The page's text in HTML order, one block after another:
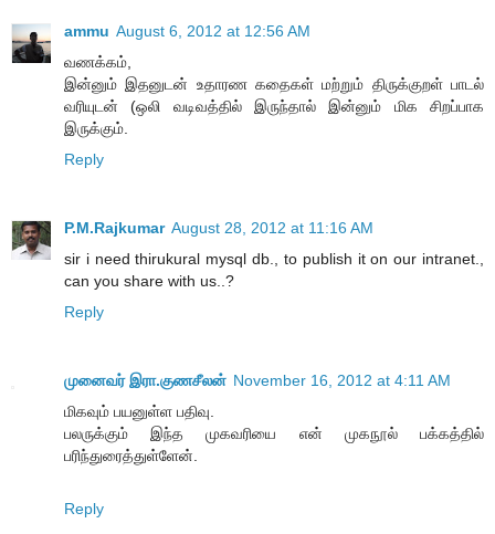
ammu August 6, 2012 at 12:56 AM
வணக்கம்,
இன்னும் இதனுடன் உதாரண கதைகள் மற்றும் திருக்குறள் பாடல்
வரியுடன் (ஒலி வடிவத்தில் இருந்தால் இன்னும் மிக சிறப்பாக
இருக்கும்.
Reply
P.M.Rajkumar August 28, 2012 at 11:16 AM
sir i need thirukural mysql db., to publish it on our intranet.,
can you share with us..?
Reply
முனைவர் இரா.குணசீலன் November 16, 2012 at 4:11 AM
மிகவும் பயனுள்ள பதிவு.
பலருக்கும் இந்த முகவரியை என் முகநூல் பக்கத்தில்
பரிந்துரைத்துள்ளேன்.
Reply